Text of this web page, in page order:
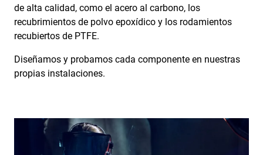
de alta calidad, como el acero al carbono, los
recubrimientos de polvo epoxídico y los rodamientos
recubiertos de PTFE.
Diseñamos y probamos cada componente en nuestras
propias instalaciones.